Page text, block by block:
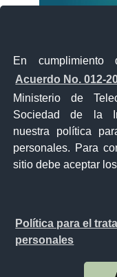
En
Acuerdo No. 012-
Ministerio de
Sociedad de la
nuestra política
personales. Para
sitio debe aceptar
Política para el
personales
Ventanilla